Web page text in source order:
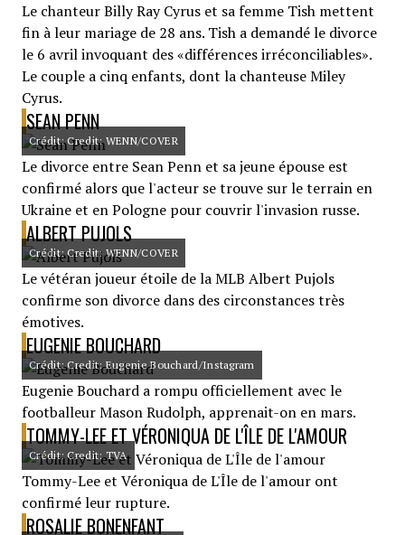
Le chanteur Billy Ray Cyrus et sa femme Tish mettent
fin à leur mariage de 28 ans. Tish a demandé le divorce
le 6 avril invoquant des «différences irréconciliables».
Le couple a cinq enfants, dont la chanteuse Miley
Cyrus.
SEAN PENN
Crédit: Credit: WENN/COVER
Le divorce entre Sean Penn et sa jeune épouse est
confirmé alors que l'acteur se trouve sur le terrain en
Ukraine et en Pologne pour couvrir l'invasion russe.
ALBERT PUJOLS
Crédit: Credit: WENN/COVER
Le vétéran joueur étoile de la MLB Albert Pujols
confirme son divorce dans des circonstances très
émotives.
EUGENIE BOUCHARD
Crédit: Credit: Eugenie Bouchard/Instagram
Eugenie Bouchard a rompu officiellement avec le
footballeur Mason Rudolph, apprenait-on en mars.
TOMMY-LEE ET VÉRONIQUA DE L'ÎLE DE L'AMOUR
Crédit: Credit: TVA
Tommy-Lee et Véroniqua de L'Île de l'amour ont
confirmé leur rupture.
ROSALIE BONENFANT